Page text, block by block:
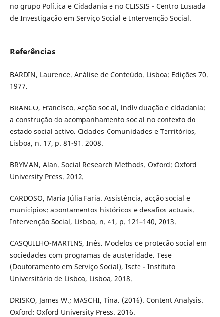
no grupo Política e Cidadania e no CLISSIS - Centro Lusíada
de Investigação em Serviço Social e Intervenção Social.
Referências
BARDIN, Laurence. Análise de Conteúdo. Lisboa: Edições 70.
1977.
BRANCO, Francisco. Acção social, individuação e cidadania:
a construção do acompanhamento social no contexto do
estado social activo. Cidades-Comunidades e Territórios,
Lisboa, n. 17, p. 81-91, 2008.
BRYMAN, Alan. Social Research Methods. Oxford: Oxford
University Press. 2012.
CARDOSO, Maria Júlia Faria. Assistência, acção social e
municípios: apontamentos históricos e desafios actuais.
Intervenção Social, Lisboa, n. 41, p. 121–140, 2013.
CASQUILHO-MARTINS, Inês. Modelos de proteção social em
sociedades com programas de austeridade. Tese
(Doutoramento em Serviço Social), Iscte - Instituto
Universitário de Lisboa, Lisboa, 2018.
DRISKO, James W.; MASCHI, Tina. (2016). Content Analysis.
Oxford: Oxford University Press. 2016.